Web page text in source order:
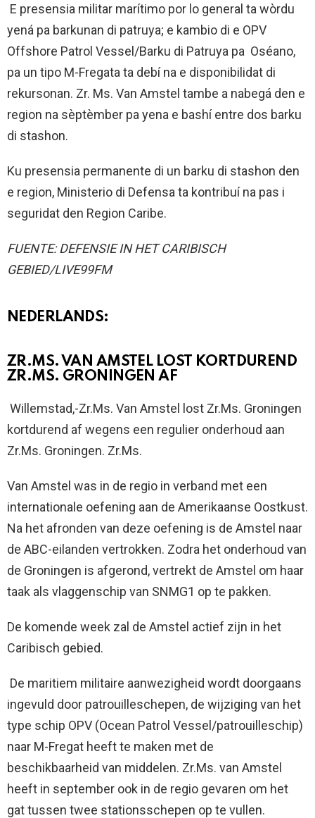
E presensia militar marítimo por lo general ta wòrdu
yená pa barkunan di patruya; e kambio di e OPV
Offshore Patrol Vessel/Barku di Patruya pa Oséano,
pa un tipo M-Fregata ta debí na e disponibilidat di
rekursonan. Zr. Ms. Van Amstel tambe a nabegá den e
region na sèptèmber pa yena e bashí entre dos barku
di stashon.
Ku presensia permanente di un barku di stashon den
e region, Ministerio di Defensa ta kontribuí na pas i
seguridat den Region Caribe.
FUENTE: DEFENSIE IN HET CARIBISCH
GEBIED/LIVE99FM
NEDERLANDS:
ZR.MS. VAN AMSTEL LOST KORTDUREND
ZR.MS. GRONINGEN AF
Willemstad,-Zr.Ms. Van Amstel lost Zr.Ms. Groningen
kortdurend af wegens een regulier onderhoud aan
Zr.Ms. Groningen. Zr.Ms.
Van Amstel was in de regio in verband met een
internationale oefening aan de Amerikaanse Oostkust.
Na het afronden van deze oefening is de Amstel naar
de ABC-eilanden vertrokken. Zodra het onderhoud van
de Groningen is afgerond, vertrekt de Amstel om haar
taak als vlaggenschip van SNMG1 op te pakken.
De komende week zal de Amstel actief zijn in het
Caribisch gebied.
De maritiem militaire aanwezigheid wordt doorgaans
ingevuld door patrouilleschepen, de wijziging van het
type schip OPV (Ocean Patrol Vessel/patrouilleschip)
naar M-Fregat heeft te maken met de
beschikbaarheid van middelen. Zr.Ms. van Amstel
heeft in september ook in de regio gevaren om het
gat tussen twee stationsschepen op te vullen.